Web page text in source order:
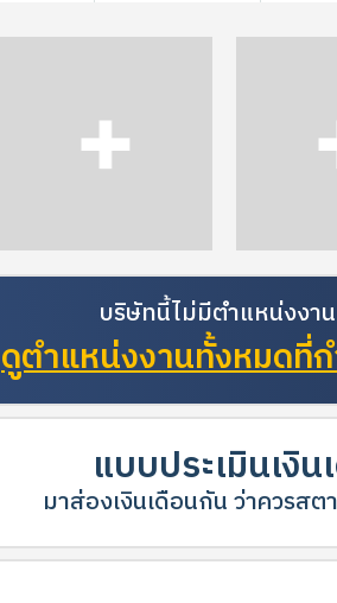
บริษัทนี้ไม่มีตำแหน่งงา
ดูตำแหน่งงานทั้งหมดที่
แบบประเมินเงิน
มาส่องเงินเดือนกัน ว่าควรสต